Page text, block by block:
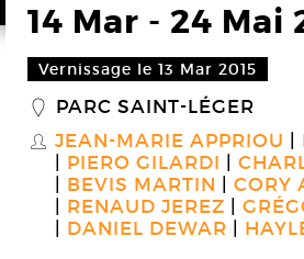
14 Mar - 24 Mai
Vernissage le 13 Mar 2015
_ PARC SAINT-LÉGER
S JEAN-MARIE APPRIOU
PIERO GILARDI
BEVIS MARTIN
CORY
RENAUD JEREZ
DANIEL DEWAR